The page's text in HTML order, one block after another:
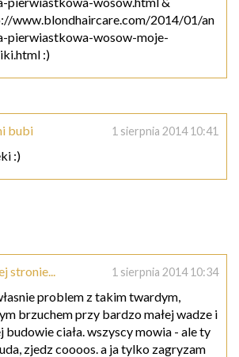
www.blondhaircare.com/2014/01/an
pierwiastkowa-wosow-moje-
:)
bubi 1 sierpnia 2014 10:41
:)
stronie... 1 sierpnia 2014 10:34
problem z takim twardym,
brzuchem przy bardzo małej wadze i
budowie ciała. wszyscy mowia - ale ty
zjedz coooos. a ja tylko zagryzam